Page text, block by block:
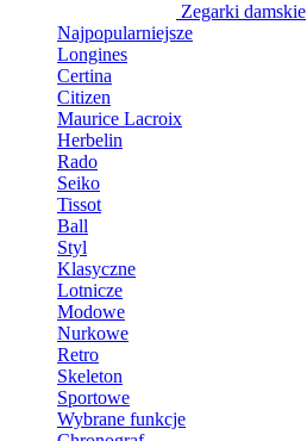
Zegarki damskie
Najpopularniejsze
Longines
Certina
Citizen
Maurice Lacroix
Herbelin
Rado
Seiko
Tissot
Ball
Styl
Klasyczne
Lotnicze
Modowe
Nurkowe
Retro
Skeleton
Sportowe
Wybrane funkcje